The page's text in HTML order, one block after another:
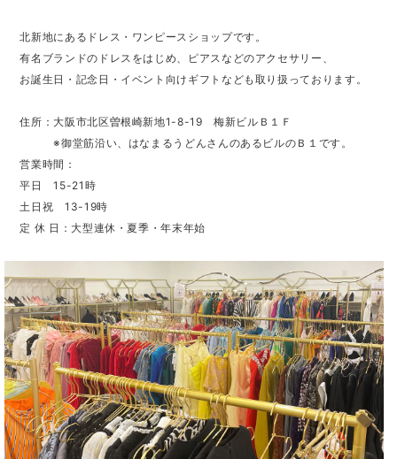
北新地にあるドレス・ワンピースショップです。
有名ブランドのドレスをはじめ、ピアスなどのアクセサリー、
お誕生日・記念日・イベント向けギフトなども取り扱っております。
住所：大阪市北区曽根崎新地1-8-19 梅新ビルＢ１Ｆ
※御堂筋沿い、はなまるうどんさんのあるビルのＢ１です。
営業時間：
平日 15-21時
土日祝 13-19時
定 休 日：大型連休・夏季・年末年始